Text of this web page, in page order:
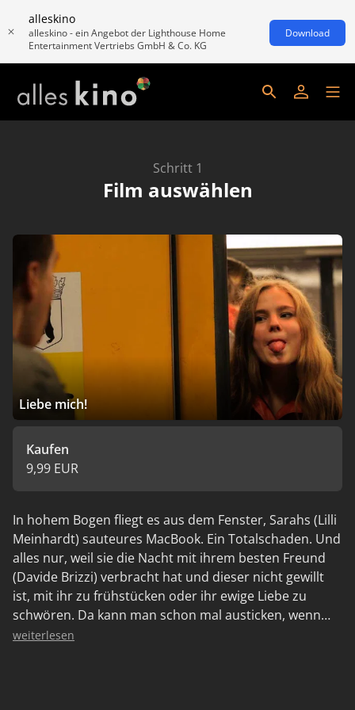
alleskino
alleskino - ein Angebot der Lighthouse Home
Entertainment Vertriebs GmbH & Co. KG
Download
Schritt 1
Film auswählen
Liebe mich!
Kaufen
9,99 EUR
In hohem Bogen fliegt es aus dem Fenster, Sarahs (Lilli
Meinhardt) sauteures MacBook. Ein Totalschaden. Und
alles nur, weil sie die Nacht mit ihrem besten Freund
(Davide Brizzi) verbracht hat und dieser nicht gewillt
ist, mit ihr zu frühstücken oder ihr ewige Liebe zu
schwören. Da kann man schon mal austicken, wenn
man so impulsiv und kompromisslos wie Sarah ist.
weiterlesen